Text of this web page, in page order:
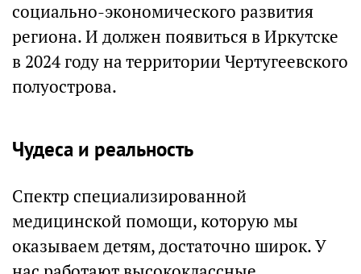
социально-экономического развития
региона. И должен появиться в Иркутске
в 2024 году на территории Чертугеевского
полуострова.
Чудеса и реальность
Спектр специализированной
медицинской помощи, которую мы
оказываем детям, достаточно широк. У